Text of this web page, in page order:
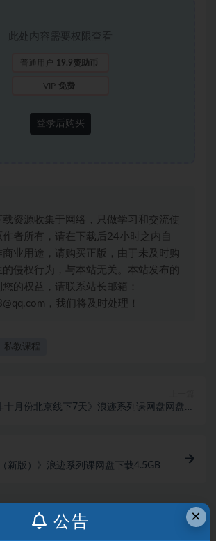
此处内容需要权限查看
普通用户 19.9赞助币
VIP 免费
登录后购买
资源收集于网络，只做学习和交流使
作者所有，请在下载后24小时之内自
业用途，请购买正版，由于未及时购
的侵权行为，与本站无关。本站发布的
您的权益，请联系站长邮箱：
，我们将及时处理！
私教课程
十月份北京线下7天》浪迹系列课网盘网盘下
新版）》浪迹系列课网盘下载4.5GB
×
公告